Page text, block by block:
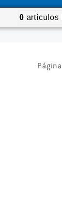
0 artículos
Página